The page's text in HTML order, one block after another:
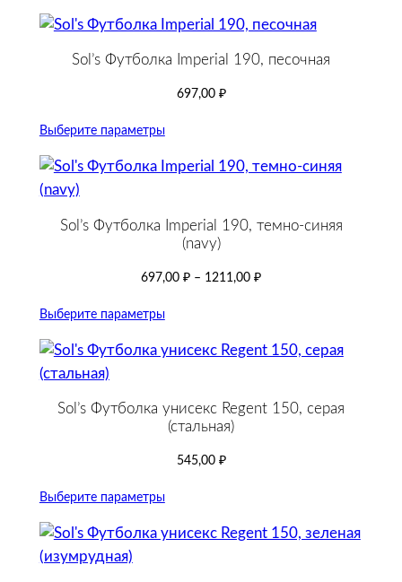
Sol’s Футболка Imperial 190, песочная
697,00 ₽
Выберите параметры
Sol’s Футболка Imperial 190, темно-синяя
(navy)
697,00 ₽ – 1211,00 ₽
Выберите параметры
Sol’s Футболка унисекс Regent 150, серая
(стальная)
545,00 ₽
Выберите параметры